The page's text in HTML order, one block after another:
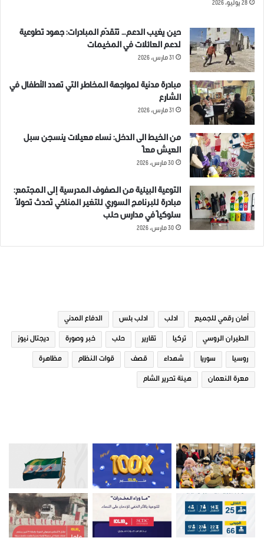
28 يوليو، 2026
حين يغيب الدعم… تتقدّم المبادرات: جهود تطوعية
لدعم العائلات في المخيمات
31 مارس، 2026
مبادرة مدنية لمواجهة المخاطر التي تهدد الأطفال في
الشارع
31 مارس، 2026
من الخيط الى الدخل: نساء معيلات ينسجن سبل
العيش معاً
30 مارس، 2026
التوعية البيئية من الصفوف المدرسية إلى المجتمع:
مبادرة للبرنامج السوري للتغير المناخي تُحدث تحولاً
سلوكياً في مدارس حلب
30 مارس، 2026
أمان رقمي للجميع ادلب ادلب بلس الدفاع المدني
الطيران الروسي تركيا تقارير حلب خبر وصورة ديجتال نيوز
روسيا سوريا شهداء قصف قوات النظام مظاهرة
معرة النعمان هيئة تحرير الشام